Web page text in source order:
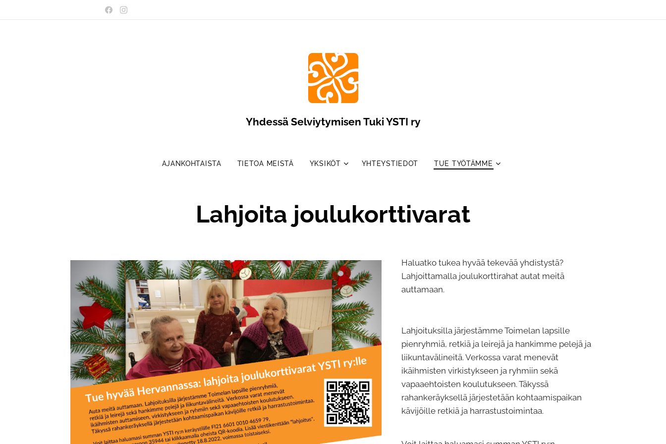
Yhdessä Selviytymisen Tuki YSTI ry
AJANKOHTAISTA TIETOA MEISTÄ YKSIKÖT YHTEYSTIEDOT TUE TYÖTÄMME
Lahjoita joulukorttivarat
Haluatko tukea hyvää tekevää yhdistystä?
Lahjoittamalla joulukorttirahat autat meitä
auttamaan.
Lahjoituksilla järjestämme Toimelan lapsille
pienryhmiä, retkiä ja leirejä ja hankimme pelejä ja
liikuntavälineitä. Verkossa varat menevät
ikäihmisten virkistykseen ja ryhmiin sekä
vapaaehtoisten koulutukseen. Täkyssä
rahankeräyksellä järjestetään kohtaamispaikan
kävijöille retkiä ja harrastustoimintaa.